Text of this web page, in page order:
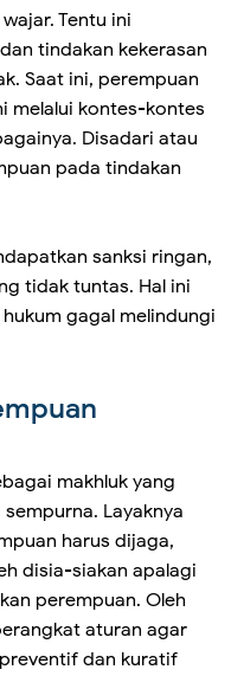
Tentu ini
tindakan kekerasan
Saat ini, perempuan
melalui kontes-kontes
Disadari atau
pada tindakan
sanksi ringan,
tidak tuntas. Hal ini
gagal melindungi
makhluk yang
Layaknya
harus dijaga,
disia-siakan apalagi
perempuan. Oleh
aturan agar
dan kuratif